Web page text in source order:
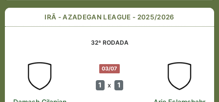
IRÃ - AZADEGAN LEAGUE - 2025/2026
32ª RODADA
03/07
1 x 1